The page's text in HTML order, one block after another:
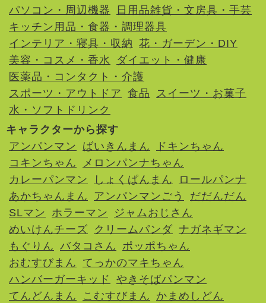
パソコン・周辺機器
日用品雑貨・文房具・手芸
キッチン用品・食器・調理器具
インテリア・寝具・収納 花・ガーデン・DIY
美容・コスメ・香水
ダイエット・健康
医薬品・コンタクト・介護
スポーツ・アウトドア 食品
スイーツ・お菓子
水・ソフトドリンク
キャラクターから探す
アンパンマン
ばいきんまん
ドキンちゃん
コキンちゃん
メロンパンナちゃん
カレーパンマン
しょくぱんまん
ロールパンナ
あかちゃんまん
アンパンマンごう
だだんだん
SLマン
ホラーマン
ジャムおじさん
めいけんチーズ
クリームパンダ ナガネギマン
もぐりん バタコさん
ポッポちゃん
おむすびまん
てっかのマキちゃん
ハンバーガーキッド
やきそばパンマン
てんどんまん
こむすびまん
かまめしどん